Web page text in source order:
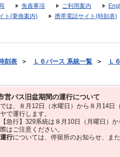
免責事項 ご利用案内
ト(乗換案内)
携帯電話サイト(時刻表)
刻表 ＞ Ｌ６バース 系統一覧 ＞ Ｌ
営バス旧盆期間の運行について
は、８⽉12⽇（水曜日）から８⽉14⽇
で運⾏します。
行】329系統は８月10日（月曜日）か
はご注意ください。
行については、停留所のお知らせ、また